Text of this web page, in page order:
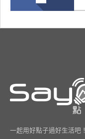
一起用好點子過好生活吧！